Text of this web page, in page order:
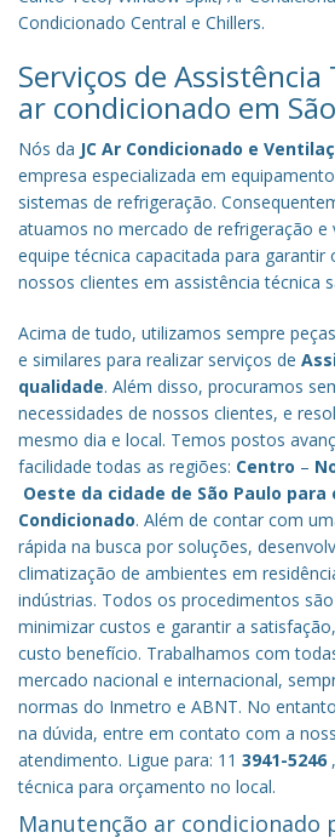
Condicionado Central e Chillers.
Serviços de Assistência
ar condicionado em
Nós da JC Ar Condicionado e
empresa especializada em
sistemas de refrigeração.
atuamos no mercado de refrigeração e
equipe técnica capacitada para garantir
nossos clientes em assistência técnica
Acima de tudo, utilizamos sempre
e similares para realizar serviços de
qualidade. Além disso, procuramos
necessidades de nossos clientes, e
mesmo dia e local. Temos postos
facilidade todas as regiões: Centro –
Oeste da cidade de São Paulo para
Condicionado. Além de contar com
rápida na busca por soluções,
climatização de ambientes em
indústrias. Todos os procedimentos
minimizar custos e garantir a
custo benefício. Trabalhamos com
mercado nacional e internacional,
normas do Inmetro e ABNT. No
na dúvida, entre em contato com a
atendimento. Ligue para: 11 3941-5246
técnica para orçamento no local.
Manutenção ar condicionado